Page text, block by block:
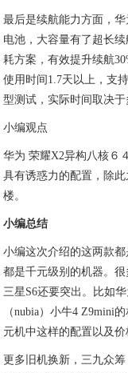
最后是续航能力方面，
电池，大容量有了超长
耗方案，有效提升续航
使用时间1.7天以上，支
型测试，实际时间取决于
小编观点
华为 荣耀X2异构八核６
具有诱惑力的配置，除
楼。
小编总结
小编这次介绍的这两款
都是千元级别的机器。
三星S6还要突出。比如
（nubia）小牛4 Z9mini
元机中这样的配置以及价
更多旧机换新，三九众